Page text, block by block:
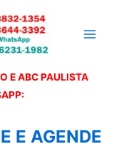
E ABC PAULISTA
E AGENDE